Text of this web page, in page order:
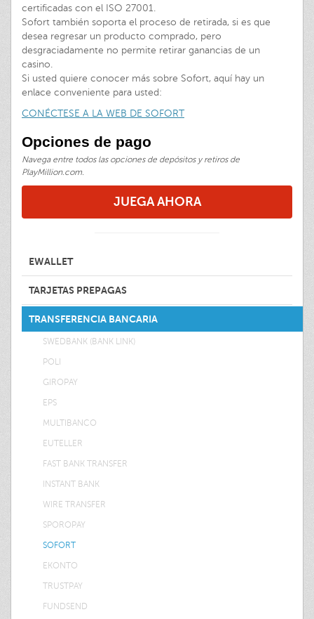
certificadas con el ISO 27001.
Sofort también soporta el proceso de retirada, si es que
desea regresar un producto comprado, pero
desgraciadamente no permite retirar ganancias de un
casino.
Si usted quiere conocer más sobre Sofort, aquí hay un
enlace conveniente para usted:
CONÉCTESE A LA WEB DE SOFORT
Opciones de pago
Navega entre todos las opciones de depósitos y retiros de
PlayMillion.com.
JUEGA AHORA
EWALLET
TARJETAS PREPAGAS
TRANSFERENCIA BANCARIA
SWEDBANK (BANK LINK)
POLI
GIROPAY
EPS
MULTIBANCO
EUTELLER
FAST BANK TRANSFER
INSTANT BANK
WIRE TRANSFER
SPOROPAY
SOFORT
EKONTO
TRUSTPAY
FUNDSEND